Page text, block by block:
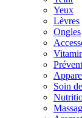
Yeux
Lèvres
Ongles
Soin